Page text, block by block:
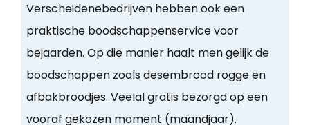
Verscheidenebedrijven hebben ook een
praktische boodschappenservice voor
bejaarden. Op die manier haalt men gelijk de
boodschappen zoals desembrood rogge en
afbakbroodjes. Veelal gratis bezorgd op een
vooraf gekozen moment (maandjaar).